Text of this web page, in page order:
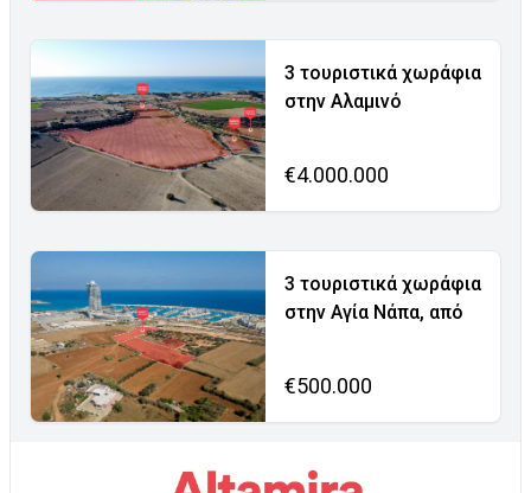
3 τουριστικά χωράφια
στην Αλαμινό
€4.000.000
3 τουριστικά χωράφια
στην Αγία Νάπα, από
€500.000